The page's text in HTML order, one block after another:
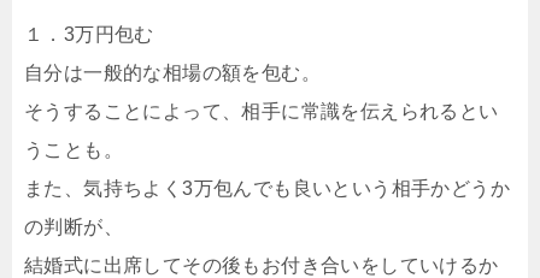
１．3万円包む
自分は一般的な相場の額を包む。
そうすることによって、相手に常識を伝えられるとい
うことも。
また、気持ちよく3万包んでも良いという相手かどうか
の判断が、
結婚式に出席してその後もお付き合いをしていけるか